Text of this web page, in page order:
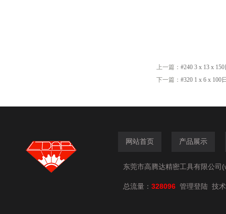
上一篇： #240 3 x 13 x
下一篇： #320 1 x 6 x 100
网站首页 产品展示
东莞市高腾达精密工具有限公司
总流量： 328096 管理登陆 技